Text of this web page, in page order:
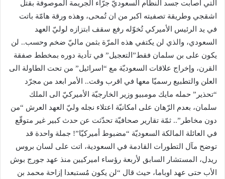
التي اصابت جسد النظام السعوديّ جرّاء الجريمة الموصوفة بقتل
اشقجي وطريقة تصفيته اكبر من ان تُمحى، وهذه ورقة هامّة باتت
في يد الرئيس الأميركي تُخوّله رفع سقف ابتزازه لوليّ العهد
السعودي، والذي لن يكتفي هذه المرّة بثمن ماليّ ضخم وحسب.. لن
يكون على بن سلمان فقط”التعجيل” في تأدية دوره بمخطط صفقة
القرن، وإخراج علاقات السعوديّة مع “​اسرائيل​” من تحت الطاولة الى
العلن والتطبيع رسميّا معها في اقرب وقت.. الأمر ابعد من مجرّد
“تحذير” حمله مايك مومبيو وزير الخارجيّة الأميركيّ الى الملك
سلمان، بعدم الرّهان على امكانيّة اعتلاء نجله وليّ العهد العرش “من
دون مخاطر”.. ثمّة تقارير صحافيّة تحدّثت عن حدث كبير غير متوقّع
في العائلة المالكة السعوديّة “مضبوط أميركيّا”! جملة واحدة قد
توضح مآل التطورات القادمة في ​السعودية​، اتت على لسان بروس
ريدل، المستشار السابق لأربعة رؤساء اميركيين منذ عهد ​جورج بوش​
الأب حتى عهد اوباما، حيث قال “لن يكون مُستبعدا إزاحة محمد بن